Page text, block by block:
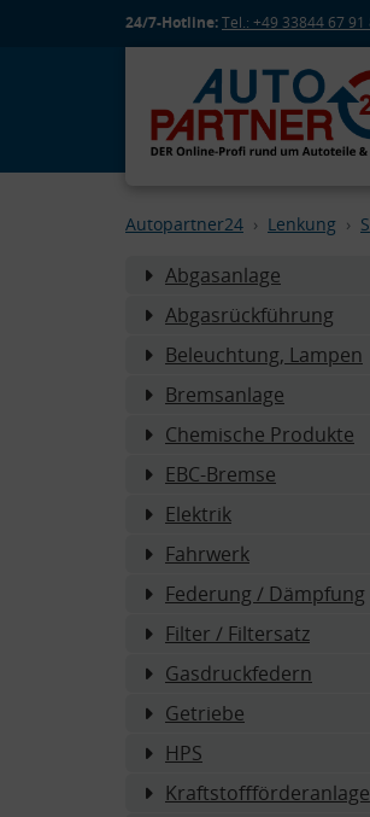
24/7-Hotline:Tel.: +49 33844 67 91
Autopartner24 Lenkung
Abgasanlage
Abgasrückführung
Beleuchtung, Lampen
Bremsanlage
Chemische Produkte
EBC-Bremse
Elektrik
Fahrwerk
Federung / Dämpfung
Filter / Filtersatz
Gasdruckfedern
Getriebe
HPS
Kraftstoffförderanlage